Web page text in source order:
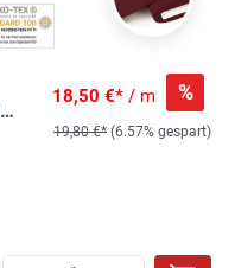
18,50 €* / m %
19,80 €* (6.57% gespart)